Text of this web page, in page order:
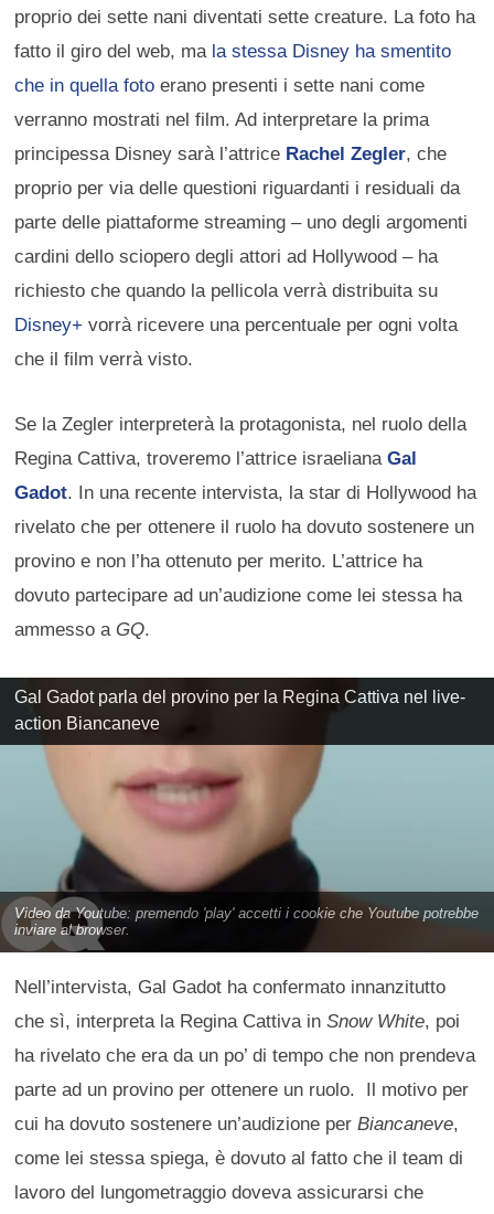
proprio dei sette nani diventati sette creature. La foto ha
fatto il giro del web, ma la stessa Disney ha smentito
che in quella foto erano presenti i sette nani come
verranno mostrati nel film. Ad interpretare la prima
principessa Disney sarà l’attrice Rachel Zegler, che
proprio per via delle questioni riguardanti i residuali da
parte delle piattaforme streaming – uno degli argomenti
cardini dello sciopero degli attori ad Hollywood – ha
richiesto che quando la pellicola verrà distribuita su
Disney+ vorrà ricevere una percentuale per ogni volta
che il film verrà visto.
Se la Zegler interpreterà la protagonista, nel ruolo della
Regina Cattiva, troveremo l’attrice israelianaGal
Gadot. In una recente intervista, la star di Hollywood ha
rivelato che per ottenere il ruolo ha dovuto sostenere un
provino e non l’ha ottenuto per merito. L’attrice ha
dovuto partecipare ad un’audizione come lei stessa ha
ammesso a GQ.
Gal Gadot parla del provino per la Regina Cattiva nel live-
action Biancaneve
Nell’intervista, Gal Gadot ha confermato innanzitutto
che sì, interpreta la Regina Cattiva inSnow White, poi
ha rivelato che era da un po’ di tempo che non prendeva
parte ad un provino per ottenere un ruolo. Il motivo per
cui ha dovuto sostenere un’audizione perBiancaneve,
come lei stessa spiega, è dovuto al fatto che il team di
lavoro del lungometraggio doveva assicurarsi che